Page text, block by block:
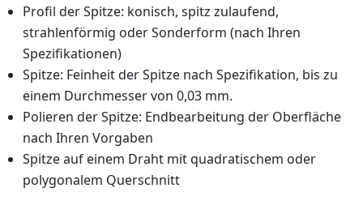
Profil der Spitze: konisch, spitz zulaufend,
strahlenförmig oder Sonderform (nach Ihren
Spezifikationen)
Spitze: Feinheit der Spitze nach Spezifikation, bis zu
einem Durchmesser von 0,03 mm.
Polieren der Spitze: Endbearbeitung der Oberfläche
nach Ihren Vorgaben
Spitze auf einem Draht mit quadratischem oder
polygonalem Querschnitt